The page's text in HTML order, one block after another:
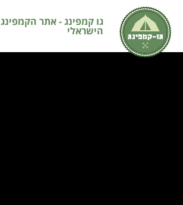
גו קמפינג - אתר הקמפינג
הישראלי